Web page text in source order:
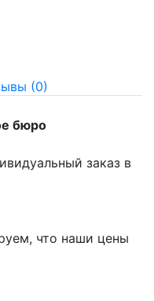
(0)
бюро
заказ в
что наши цены